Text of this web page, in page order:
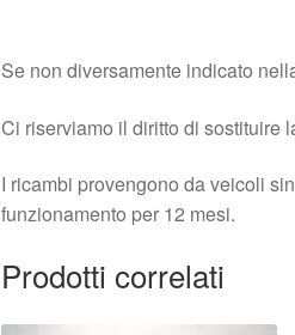
Se non diversamente indicato
Ci riserviamo il diritto di sostituire
I ricambi provengono da veicoli
funzionamento per 12 mesi.
Prodotti correlati